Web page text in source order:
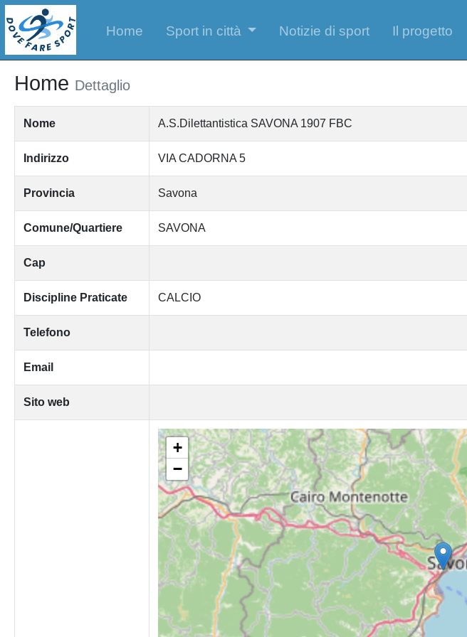
Home Sport in città Notizie di sport Il progetto
Home Dettaglio
Nome A.S.Dilettantistica SAVONA 1907 FBC
Indirizzo VIA CADORNA 5
Provincia Savona
Comune/Quartiere SAVONA
Cap
Discipline Praticate CALCIO
Telefono
Email
Sito web
+
−